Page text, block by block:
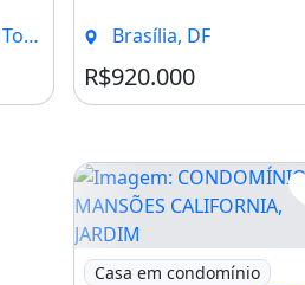
DF Brasília, DF
R$920.000
Imagem: CONDOMÍNIO
Casa em condomínio